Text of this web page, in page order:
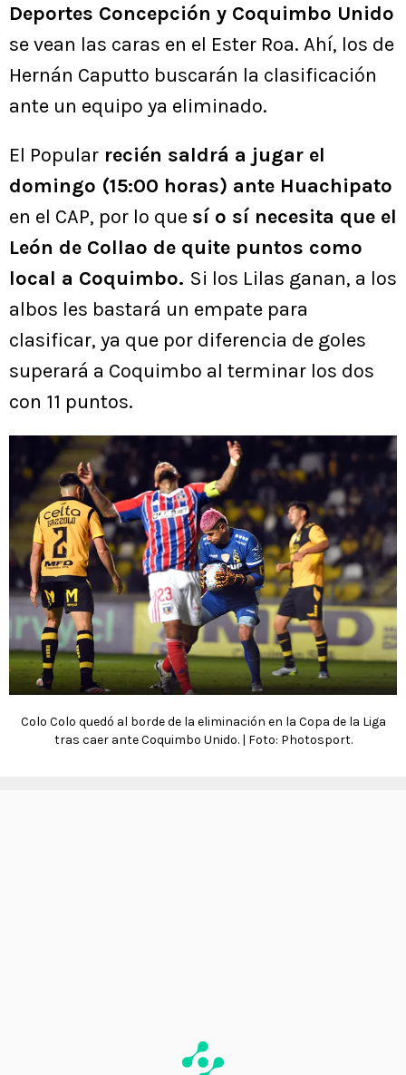
Deportes Concepción y Coquimbo Unido
se vean las caras en el Ester Roa. Ahí, los de
Hernán Caputto buscarán la clasificación
ante un equipo ya eliminado.
El Popular recién saldrá a jugar el
domingo (15:00 horas) ante Huachipato
en el CAP, por lo que sí o sí necesita que el
León de Collao de quite puntos como
local a Coquimbo. Si los Lilas ganan, a los
albos les bastará un empate para
clasificar, ya que por diferencia de goles
superará a Coquimbo al terminar los dos
con 11 puntos.
Colo Colo quedó al borde de la eliminación en la Copa de la Liga
tras caer ante Coquimbo Unido. | Foto: Photosport.